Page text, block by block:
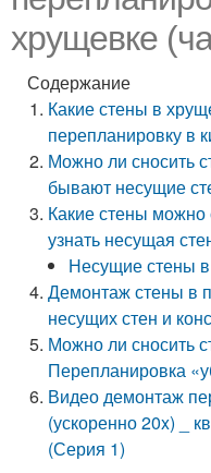
хрущевке
Содержание
Какие стены в
перепланировку в
Можно ли сносить
бывают несущие
Какие стены можно
узнать несущая
Несущие стены
Демонтаж стены в
несущих стен и
Можно ли сносить
Перепланировка
Видео демонтаж
(ускоренно 20x) _
(Серия 1)